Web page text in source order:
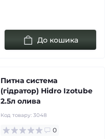
До кошика
Питна система
(гідратор) Hidro Izotube
2.5л олива
Код товару: 3048
0